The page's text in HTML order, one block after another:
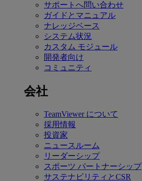
サポートへ問い合わせ
ガイドとマニュアル
ナレッジベース
システム状況
カスタム モジュール
開発者向け
コミュニティ
会社
TeamViewer について
採用情報
投資家
ニュースルーム
リーダーシップ
スポーツ パートナーシップ
サステナビリティとCSR